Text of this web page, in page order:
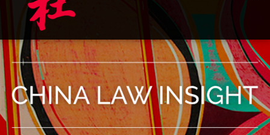
Home
- 关于
金杜
Services
- 专业领
域
Contact
English